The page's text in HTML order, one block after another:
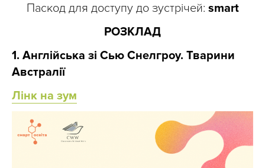
Паскод для доступу до зустрічей: smart
РОЗКЛАД
1. Англійська зі Сью Снелгроу. Тварини
Австралії
Лінк на зум